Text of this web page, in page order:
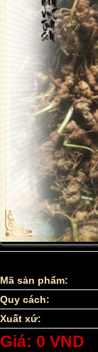
Mã sản phẩm:
Quy cách:
Xuất xứ:
Giá: 0 VND